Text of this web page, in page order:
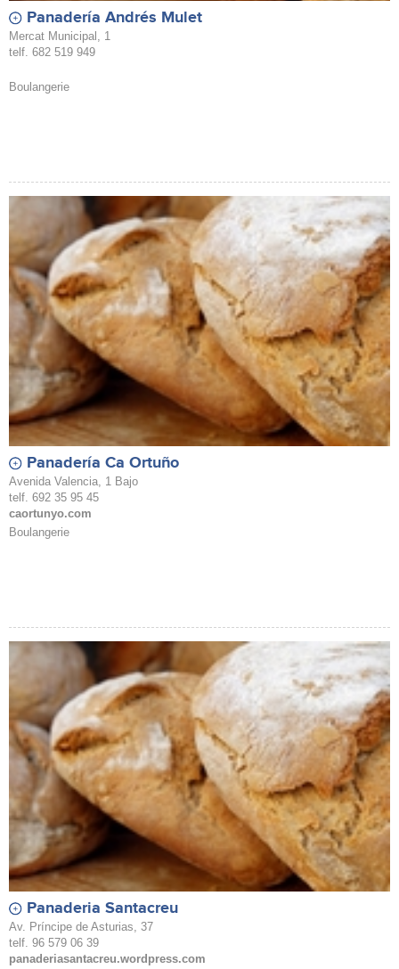
Panadería Andrés Mulet
Mercat Municipal, 1
telf. 682 519 949
Boulangerie
Panadería Ca Ortuño
Avenida Valencia, 1 Bajo
telf. 692 35 95 45
caortunyo.com
Boulangerie
Panaderia Santacreu
Av. Príncipe de Asturias, 37
telf. 96 579 06 39
panaderiasantacreu.wordpress.com